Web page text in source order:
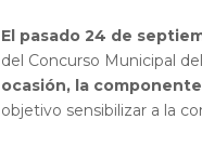
El pasado 24 de
del Concurso Municipal
ocasión, la
objetivo sensibilizar a la